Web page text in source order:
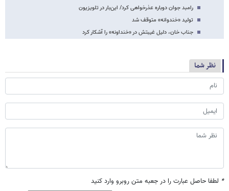
رامبد جوان دوباره عذرخواهی کرد/ این‌بار در تلویزیون
تولید «خندوانه» متوقف شد
جناب خان، دلیل غیبتش در «خنداونه» را آشکار کرد
نظر شما
* لطفا حاصل عبارت را در جعبه متن روبرو وارد کنید